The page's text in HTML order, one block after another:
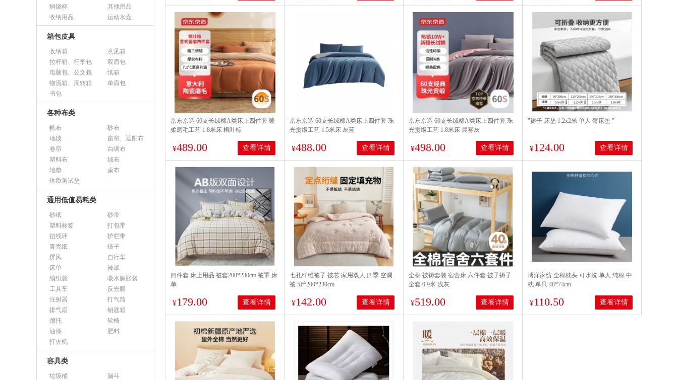
焖烧杯
其他用品
收纳用品
运动水壶
箱包皮具
收纳箱
意见箱
拉杆箱、行李包
双肩包
电脑包、公文包
纸箱
物流箱、周转箱
单肩包
书包
各种布类
帆布
砂布
地毯
窗帘、遮阳布
卷帘
白绸布
塑料布
绒布
地垫
桌布
体质测试垫
通用低值易耗类
砂纸
砂带
塑料标签
打包带
扭线环
护栏带
青壳纸
镜子
屏风
自行车
床单
被罩
编织袋
吸水膨胀袋
工具车
反光膜
注射器
打气筒
排气扇
钥匙箱
颈托
轮椅
油漆
肥料
打火机
容具类
垃圾桶
漏斗
京东京造 60支长绒棉A类床上四件套 暖
柔磨毛工艺 1.8米床 枫叶棕
¥489.00 查看详情
京东京造 60支长绒棉A类床上四件套 珠
光贡缎工艺 1.5米床 灰蓝
¥488.00 查看详情
京东京造 60支长绒棉A类床上四件套 珠
光贡缎工艺 1.8米床 晨雾灰
¥498.00 查看详情
"褥子 床垫 1.2x2米 单人 薄床垫 "
¥124.00 查看详情
四件套 床上用品 被套200*230cm 被罩 床
单
¥179.00 查看详情
七孔纤维被子 被芯 家用双人 四季 空调
被 5斤200*230cm
¥142.00 查看详情
全棉 被褥套装 宿舍床 六件套 被子褥子
全套 0.9米 浅灰
¥519.00 查看详情
博洋家纺 全棉枕头 可水洗 单人 纯棉 中
枕 单只 48*74cm
¥110.50 查看详情